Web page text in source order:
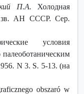
П.А. Холодная
АН СССР. Сер.
условия
N 3. S. 5-13. (на
obszaró w